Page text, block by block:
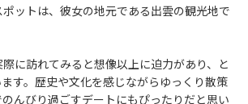
ットは、彼女の地元である出雲の観光地で
に訪れてみると想像以上に迫力があり、と
す。歴史や文化を感じながらゆっくり散策
んびり過ごすデートにもぴったりだと思い